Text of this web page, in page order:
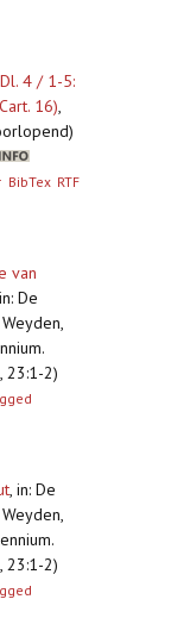
4 / 1-5:
16),
BibTex RTF
van
in: De
23:1-2)
, in: De
23:1-2)